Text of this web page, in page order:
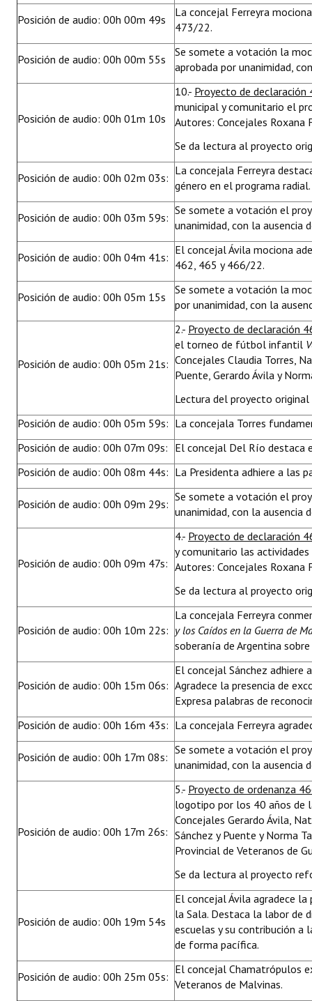
Posición de audio: 00h 00m 49s
La concejal Ferreyra
473/22.
Posición de audio: 00h 00m 55s
Se somete a votación la
aprobada por unanimidad,
Posición de audio: 00h 01m 10s
10.- Proyecto de
municipal y comunitario el
Autores: Concejales Roxana
Se da lectura al proyecto
Posición de audio: 00h 02m 03s:
La concejala Ferreyra
género en el programa
Posición de audio: 00h 03m 59s:
Se somete a votación el
unanimidad, con la ausencia
Posición de audio: 00h 04m 41s:
El concejal Ávila mociona
462, 465 y 466/22.
Posición de audio: 00h 05m 15s
Se somete a votación la
por unanimidad, con la
Posición de audio: 00h 05m 21s:
2.- Proyecto de declaración
el torneo de fútbol infantil
Concejales Claudia Torres,
Puente, Gerardo Ávila y
Lectura del proyecto
Posición de audio: 00h 05m 59s: La concejala Torres
Posición de audio: 00h 07m 09s: El concejal Del Río destaca
Posición de audio: 00h 08m 44s: La Presidenta adhiere a las
Posición de audio: 00h 09m 29s:
Se somete a votación el
unanimidad, con la ausencia
Posición de audio: 00h 09m 47s:
4.- Proyecto de declaración
y comunitario las
Autores: Concejales Roxana
Se da lectura al proyecto
Posición de audio: 00h 10m 22s:
La concejala Ferreyra
y los Caídos en la Guerra de
soberanía de Argentina
Posición de audio: 00h 15m 06s:
El concejal Sánchez adhiere
Agradece la presencia de
Expresa palabras de
Posición de audio: 00h 16m 43s: La concejala Ferreyra
Posición de audio: 00h 17m 08s:
Se somete a votación el
unanimidad, con la ausencia
Posición de audio: 00h 17m 26s:
5.- Proyecto de ordenanza
logotipo por los 40 años de
Concejales Gerardo Ávila,
Sánchez y Puente y Norma
Provincial de Veteranos de
Se da lectura al proyecto
Posición de audio: 00h 19m 54s
El concejal Ávila agradece la
la Sala. Destaca la labor de
escuelas y su contribución a
de forma pacífica.
Posición de audio: 00h 25m 05s:
El concejal Chamatrópulos
Veteranos de Malvinas.